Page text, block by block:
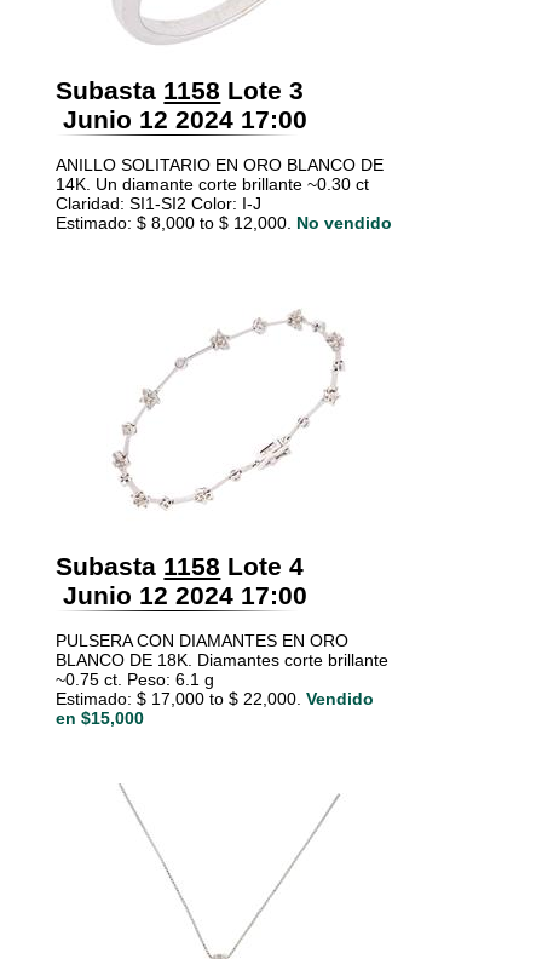
Subasta 1158 Lote 3
Junio 12 2024 17:00
ANILLO SOLITARIO EN ORO BLANCO DE
14K. Un diamante corte brillante ~0.30 ct
Claridad: SI1-SI2 Color: I-J
Estimado: $ 8,000 to $ 12,000. No vendido
Subasta 1158 Lote 4
Junio 12 2024 17:00
PULSERA CON DIAMANTES EN ORO
BLANCO DE 18K. Diamantes corte brillante
~0.75 ct. Peso: 6.1 g
Estimado: $ 17,000 to $ 22,000. Vendido
en $15,000